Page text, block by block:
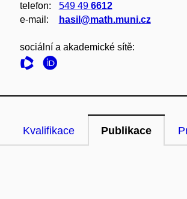
telefon: 549 49 6612
e‑mail:
hasil@math.muni.cz
sociální a akademické sítě:
Kvalifikace Publikace